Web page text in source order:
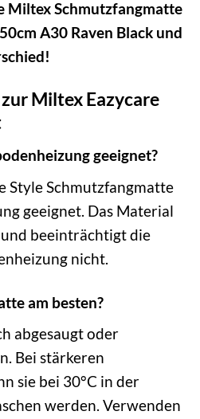
Miltex Schmutzfangmatte
A30 Raven Black und
Miltex Eazycare
geeignet?
Style Schmutzfangmatte
geeignet. Das Material
beeinträchtigt die
nicht.
am besten?
abgesaugt oder
Bei stärkeren
sie bei 30°C in der
werden. Verwenden